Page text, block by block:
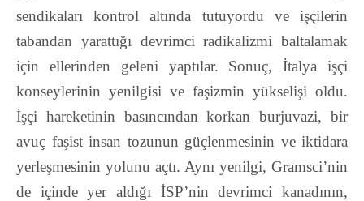
sendikaları kontrol altında tutuyordu ve işçilerin
tabandan yarattığı devrimci radikalizmi baltalamak
için ellerinden geleni yaptılar. Sonuç, İtalya işçi
konseylerinin yenilgisi ve faşizmin yükselişi oldu.
İşçi hareketinin basıncından korkan burjuvazi, bir
avuç faşist insan tozunun güçlenmesinin ve iktidara
yerleşmesinin yolunu açtı. Aynı yenilgi, Gramsci’nin
de içinde yer aldığı İSP’nin devrimci kanadının,